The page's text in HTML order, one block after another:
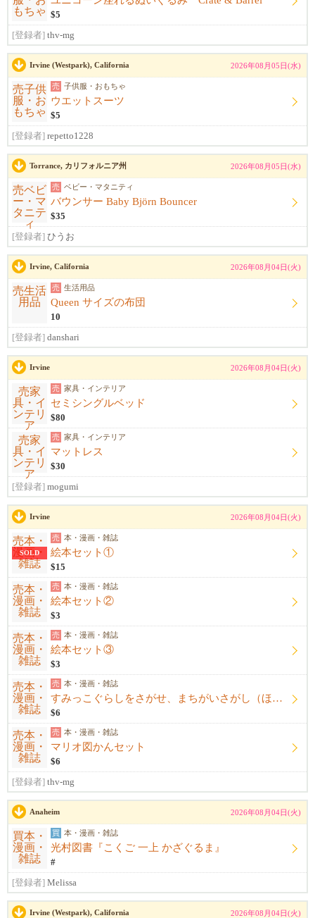
$5
[登録者] thv-mg
Irvine (Westpark), California 2026年08月05日(水)
売 子供服・おもちゃ
ウエットスーツ
$5
[登録者] repetto1228
Torrance, カリフォルニア州 2026年08月05日(水)
売 ベビー・マタニティ
バウンサー Baby Björn Bouncer
$35
[登録者] ひうお
Irvine, California 2026年08月04日(火)
売 生活用品
Queen サイズの布団
10
[登録者] danshari
Irvine 2026年08月04日(火)
売 家具・インテリア
セミシングルベッド
$80
売 家具・インテリア
マットレス
$30
[登録者] mogumi
Irvine 2026年08月04日(火)
SOLD
売 本・漫画・雑誌
絵本セット①
$15
売 本・漫画・雑誌
絵本セット②
$3
売 本・漫画・雑誌
絵本セット③
$3
売 本・漫画・雑誌
すみっこぐらしをさがせ、まちがいさがし（ほぼ新品未使用）
$6
売 本・漫画・雑誌
マリオ図かんセット
$6
[登録者] thv-mg
Anaheim 2026年08月04日(火)
買 本・漫画・雑誌
光村図書『こくご 一上 かざぐるま』
#
[登録者] Melissa
Irvine (Westpark), California 2026年08月04日(火)